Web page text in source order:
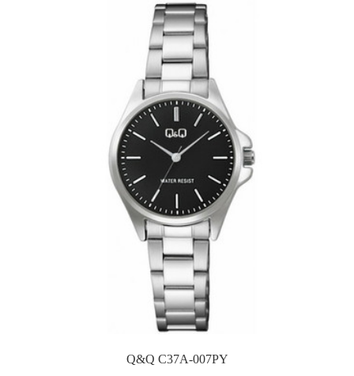
Q&Q C37A-007PY